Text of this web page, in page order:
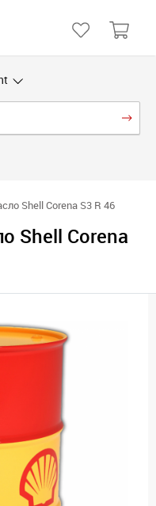
Shell Corena S3 R 46
Shell Corena